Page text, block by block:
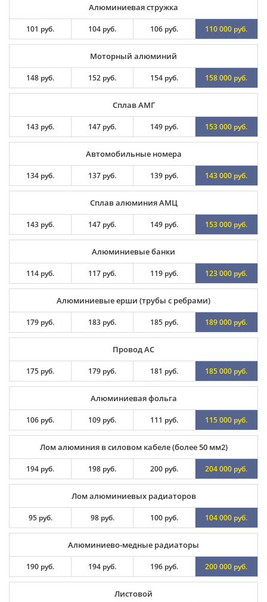
Алюминиевая стружка
101 руб. 104 руб. 106 руб. 110 000 руб.
Моторный алюминий
148 руб. 152 руб. 154 руб. 158 000 руб.
Сплав АМГ
143 руб. 147 руб. 149 руб. 153 000 руб.
Автомобильные номера
134 руб. 137 руб. 139 руб. 143 000 руб.
Сплав алюминия АМЦ
143 руб. 147 руб. 149 руб. 153 000 руб.
Алюминиевые банки
114 руб. 117 руб. 119 руб. 123 000 руб.
Алюминиевые ерши (трубы с ребрами)
179 руб. 183 руб. 185 руб. 189 000 руб.
Провод АС
175 руб. 179 руб. 181 руб. 185 000 руб.
Алюминиевая фольга
106 руб. 109 руб. 111 руб. 115 000 руб.
Лом алюминия в силовом кабеле (более 50 мм2)
194 руб. 198 руб. 200 руб. 204 000 руб.
Лом алюминиевых радиаторов
95 руб. 98 руб. 100 руб. 104 000 руб.
Алюминиево-медные радиаторы
190 руб. 194 руб. 196 руб. 200 000 руб.
Листовой